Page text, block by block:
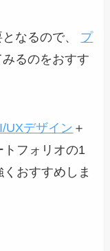
なるので、 プ
るのをおすす
UXデザイン ＋
トフォリオの1
おすすめしま